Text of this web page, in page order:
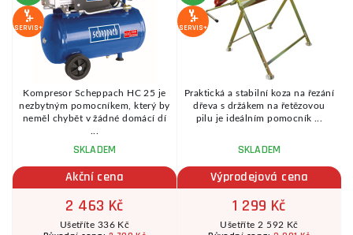
SERVIS+
Kompresor Scheppach HC 25 je
nezbytným pomocníkem, který by
neměl chybět v žádné domácí dí
SKLADEM
Akční cena
2 463 Kč
Ušetříte 336 Kč
SERVIS+
Praktická a stabilní koza na řezání
dřeva s držákem na řetězovou
pilu je ideálním pomocník ...
SKLADEM
Výprodejová cena
1 299 Kč
Ušetříte 2 592 Kč